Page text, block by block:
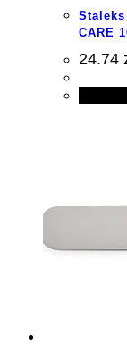
CARE
24.74